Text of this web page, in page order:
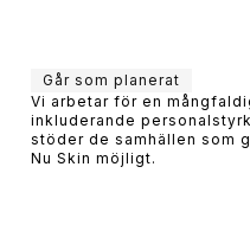
Går som planerat
Vi arbetar för en
inkluderande
stöder de samhällen som
Nu Skin möjligt.